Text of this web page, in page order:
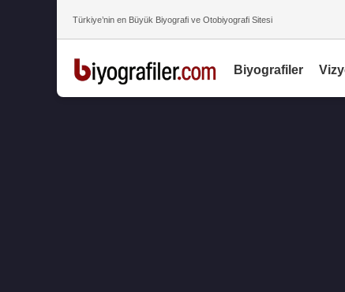
Türkiye’nin en Büyük Biyografi ve Otobiyografi Sitesi
Biyografiler